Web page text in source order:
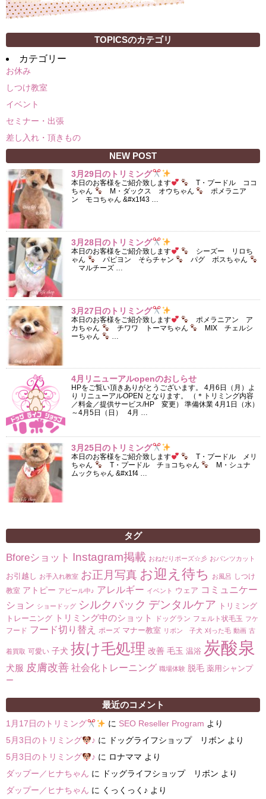
TOPICSのカテゴリ
カテゴリー
お休み
しつけ教室
イベント
セミナー・出張
差し入れ・頂きもの
NEW POST
3月29日のトリミング
本日のお客様をご紹介致します
T・プードル ココ
ちゃん
M・ダックス オウちゃん
ポメラニア
ン モコちゃん &#x1f43 …
3月28日のトリミング
本日のお客様をご紹介致します
シーズー リロち
ゃん
パピヨン そらチャン
パグ ボスちゃん
マルチーズ …
3月27日のトリミング
本日のお客様をご紹介致します
ポメラニアン ア
カちゃん
チワワ トーマちゃん
MIX チェルシ
ーちゃん
…
4月リニューアルopenのおしらせ
HPをご覧い頂きありがとうございます。 4月6日（月）よ
り リニューアルOPEN となります。 （＊トリミング内容
／料金／提供サービス/HP 変更） 準備休業 4月1日（水）
～4月5日（日） 4月 …
3月25日のトリミング
本日のお客様をご紹介致します
T・プードル メリ
ちゃん
T・プードル チョコちゃん
M・シュナ
ムックちゃん &#x1f4 …
タグ
Bforeショット Instagram掲載 おねだりポーズ☆彡 おパンツカット
お引越し お手入れ教室 お正月写真 お迎え待ち お風呂 しつけ
教室 アトピー アピール中♪ アレルギー イベント ウェア コミュニケー
ション ショードッグ シルクパック デンタルケア
トリミング
トレーニング
トリミング中のショット ドッグラン フェルト状毛玉 フケ
フード フード切り替え ポーズ マナー教室 リボン 子犬 刈った毛 動画 古
着買取 可愛い 子犬 抜け毛処理 改善 毛玉 温浴 炭酸泉
犬服 皮膚改善 社会化トレーニング 職場体験 脱毛 薬用シャンプ
ー
最近のコメント
1月17日のトリミング に SEO Reseller Program より
5月3日のトリミング
♪ に ドッグライフショップ リボン より
5月3日のトリミング
♪ に ロナママ より
ダップー／ヒナちゃん に ドッグライフショップ リボン より
ダップー／ヒナちゃん に くっくっく♪ より